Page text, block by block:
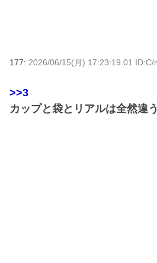
177: 2026/06/15(月) 17:23:19.01 ID:C/
>>3
カップと袋とリアルは全然違う